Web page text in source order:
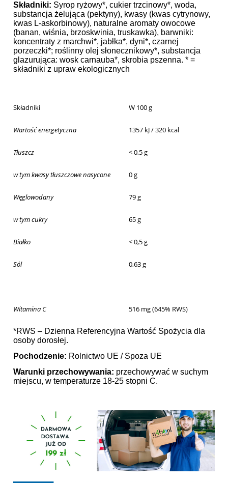
Składniki: Syrop ryżowy*, cukier trzcinowy*, woda,
substancja żelująca (pektyny), kwasy (kwas cytrynowy,
kwas L-askorbinowy), naturalne aromaty owocowe
(banan, wiśnia, brzoskwinia, truskawka), barwniki:
koncentraty z marchwi*, jabłka*, dyni*, czarnej
porzeczki*; roślinny olej słonecznikowy*, substancja
glazurująca: wosk carnauba*, skrobia pszenna. * =
składniki z upraw ekologicznych
Składniki W 100 g
Wartość energetyczna 1357 kJ / 320 kcal
Tłuszcz < 0,5 g
w tym kwasy tłuszczowe nasycone 0 g
Węglowodany 79 g
w tym cukry 65 g
Białko < 0,5 g
Sól 0,63 g
Witamina C 516 mg (645% RWS)
*RWS – Dzienna Referencyjna Wartość Spożycia dla
osoby dorosłej.
Pochodzenie: Rolnictwo UE / Spoza UE
Warunki przechowywania: przechowywać w suchym
miejscu, w temperaturze 18-25 stopni C.